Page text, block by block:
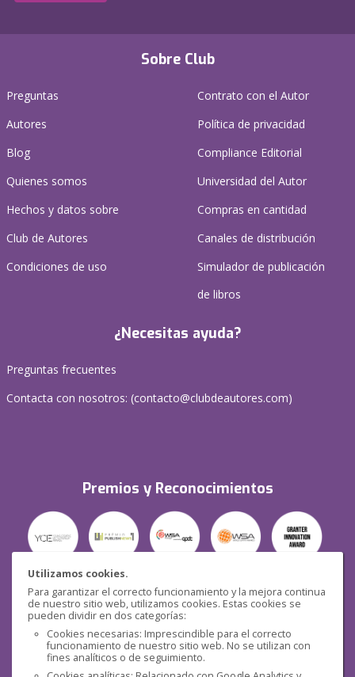
Utilizamos cookies.
Para garantizar el correcto funcionamiento y la mejora continua
de nuestro sitio web, utilizamos cookies. Estas cookies se
pueden dividir en dos categorías:
Cookies necesarias: Imprescindible para el correcto
funcionamiento de nuestro sitio web. No se utilizan con
fines analíticos o de seguimiento.
Sobre Club
Preguntas
Autores
Blog
Quienes somos
Hechos y datos sobre
Club de Autores
Condiciones de uso
Contrato con el Autor
Política de privacidad
Compliance Editorial
Universidad del Autor
Compras en cantidad
Canales de distribución
Simulador de publicación
de libros
¿Necesitas ayuda?
Preguntas frecuentes
Contacta con nosotros: (contacto@clubdeautores.com)
Premios y Reconocimientos
Seguridad